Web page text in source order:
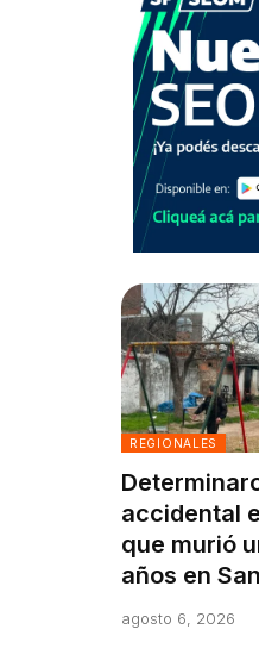
REGIONALES
accidental
que murió
años en
agosto 6, 2026